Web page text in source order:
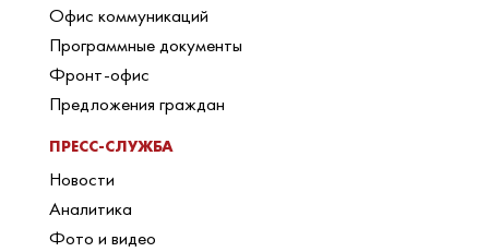
Офис коммуникаций
Программные документы
Фронт-офис
Предложения граждан
ПРЕСС-СЛУЖБА
Новости
Аналитика
Фото и видео